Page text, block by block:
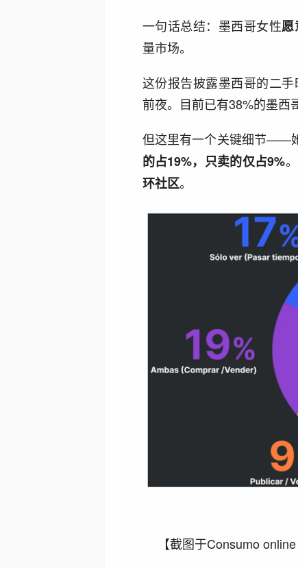
一句话总结：墨西哥女性
量市场。
这份报告披露墨西哥的二
前夜。目前已有38%的墨西
但这里有一个关键细节——
的占19%，只卖的仅占9%
环社区。
【截图于Consumo